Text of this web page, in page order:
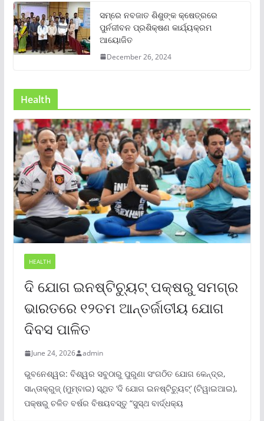
ସମ୍‌ରେ ନବଜାତ ଶିଶୁଙ୍କ କ୍ଷେତ୍ରରେ
ପୁର୍ନଜୀବନ ପ୍ରଶିକ୍ଷଣ କାର୍ଯ୍ୟକ୍ରମ
ଆୟୋଜିତ
December 26, 2024
Health
HEALTH
ଦି ଯୋଗ ଇନଷ୍ଟିଚ୍ୟୁଟ୍ ପକ୍ଷରୁ ସମଗ୍ର
ଭାରତରେ ୧୨ତମ ଆନ୍ତର୍ଜାତୀୟ ଯୋଗ
ଦିବସ ପାଳିତ
June 24, 2026 admin
ଭୁବନେଶ୍ୱର: ବିଶ୍ୱର ସବୁଠାରୁ ପୁରୁଣା ସଂଗଠିତ ଯୋଗ କେନ୍ଦ୍ର,
ସାନ୍ତାକ୍ରୁଜ୍ (ମୁମ୍ବାଇ) ସ୍ଥିତ ‘ଦି ଯୋଗ ଇନଷ୍ଟିଚ୍ୟୁଟ୍‌’ (ଟିୱାଇଆଇ),
ପକ୍ଷରୁ ଚଳିତ ବର୍ଷର ବିଷୟବସ୍ତୁ “ସୁସ୍ଥ ବାର୍ଦ୍ଧକ୍ୟ